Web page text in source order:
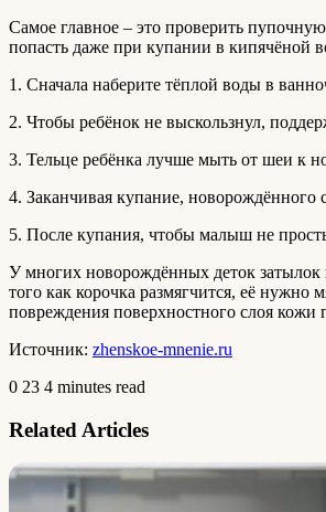
Самое главное – это проверить
попасть даже при купании в кипячёной
1. Сначала наберите тёплой воды в
2. Чтобы ребёнок не выскользнул,
3. Тельце ребёнка лучше мыть от шеи к
4. Заканчивая купание, новорождённого
5. После купания, чтобы малыш не
У многих новорождённых деток затылок
того как корочка размягчится, её
повреждения поверхностного слоя кожи
Источник: zhenskoe-mnenie.ru
0 23 4 minutes read
Related Articles